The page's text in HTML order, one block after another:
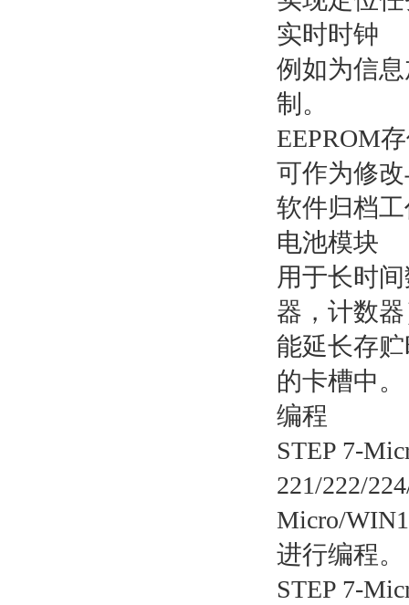
实时时钟
例如为信
制。
EEPROM
可作为修
软件归档
电池模块
用于长时
器，计数
能延长存
的卡槽中。
编程
STEP 7-
221/222/
Micro/
进行编程
STEP 7-